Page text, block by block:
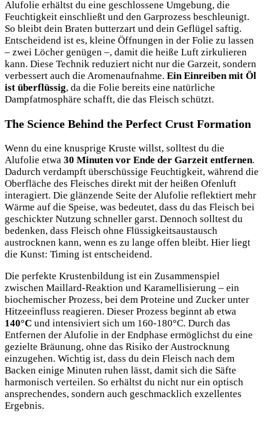
Alufolie erhältst du eine geschlossene Umgebung, die
Feuchtigkeit einschließt und den Garprozess beschleunigt.
So bleibt dein Braten butterzart und dein Geflügel saftig.
Entscheidend ist es, kleine Öffnungen in der Folie zu lassen
– zwei Löcher genügen –, damit die heiße Luft zirkulieren
kann. Diese Technik reduziert nicht nur die Garzeit, sondern
verbessert auch die Aromenaufnahme. Ein Einreiben mit Öl
ist überflüssig, da die Folie bereits eine natürliche
Dampfatmosphäre schafft, die das Fleisch schützt.
The Science Behind the Perfect Crust Formation
Wenn du eine knusprige Kruste willst, solltest du die
Alufolie etwa 30 Minuten vor Ende der Garzeit entfernen.
Dadurch verdampft überschüssige Feuchtigkeit, während die
Oberfläche des Fleisches direkt mit der heißen Ofenluft
interagiert. Die glänzende Seite der Alufolie reflektiert mehr
Wärme auf die Speise, was bedeutet, dass du das Fleisch bei
geschickter Nutzung schneller garst. Dennoch solltest du
bedenken, dass Fleisch ohne Flüssigkeitsaustausch
austrocknen kann, wenn es zu lange offen bleibt. Hier liegt
die Kunst: Timing ist entscheidend.
Die perfekte Krustenbildung ist ein Zusammenspiel
zwischen Maillard-Reaktion und Karamellisierung – ein
biochemischer Prozess, bei dem Proteine und Zucker unter
Hitzeeinfluss reagieren. Dieser Prozess beginnt ab etwa
140°C und intensiviert sich um 160-180°C. Durch das
Entfernen der Alufolie in der Endphase ermöglichst du eine
gezielte Bräunung, ohne das Risiko der Austrocknung
einzugehen. Wichtig ist, dass du dein Fleisch nach dem
Backen einige Minuten ruhen lässt, damit sich die Säfte
harmonisch verteilen. So erhältst du nicht nur ein optisch
ansprechendes, sondern auch geschmacklich exzellentes
Ergebnis.